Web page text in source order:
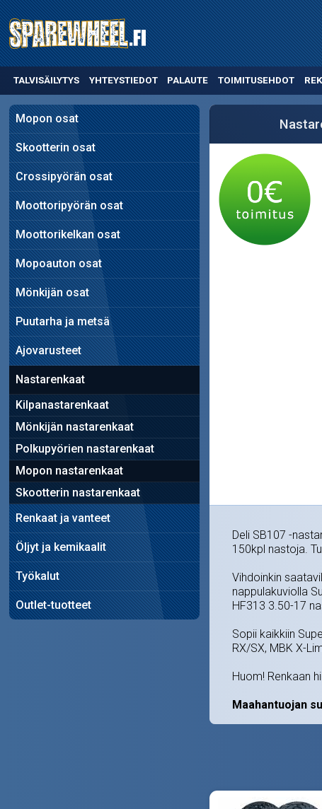
TALVISÄILYTYS YHTEYSTIEDOT PALAUTE TOIMITUSEHDOT
Mopon osat
Skootterin osat
Crossipyörän osat
Moottoripyörän osat
Moottorikelkan osat
Mopoauton osat
Mönkijän osat
Puutarha ja metsä
Ajovarusteet
Nastarenkaat
Kilpanastarenkaat
Mönkijän nastarenkaat
Polkupyörien nastarenkaat
Mopon nastarenkaat
Skootterin nastarenkaat
Renkaat ja vanteet
Öljyt ja kemikaalit
Työkalut
Outlet-tuotteet
Deli SB107 -
150kpl nastoja.
Vihdoinkin
nappulakuviolla
HF313 3.50-17
Sopii kaikkiin
RX/SX, MBK X-
Huom! Renkaan
Maahantuojan